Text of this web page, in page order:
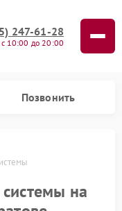
247-61-28
с 10:00 до 20:00
Позвонить
на